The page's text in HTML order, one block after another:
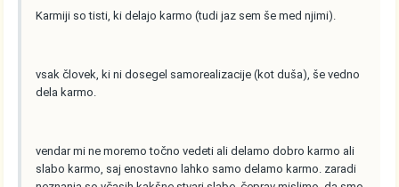
Karmiji so tisti, ki delajo karmo (tudi jaz sem še med njimi).
vsak človek, ki ni dosegel samorealizacije (kot duša), še vedno
dela karmo.
vendar mi ne moremo točno vedeti ali delamo dobro karmo ali
slabo karmo, saj enostavno lahko samo delamo karmo. zaradi